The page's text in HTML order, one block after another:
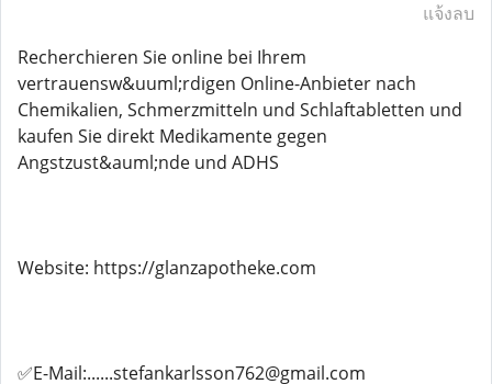
แจ้งลบ
Recherchieren Sie online bei Ihrem
vertrauensw&uuml;rdigen Online-Anbieter nach
Chemikalien, Schmerzmitteln und Schlaftabletten und
kaufen Sie direkt Medikamente gegen
Angstzust&auml;nde und ADHS
Website: https://glanzapotheke.com
✅E-Mail:......stefankarlsson762@gmail.com